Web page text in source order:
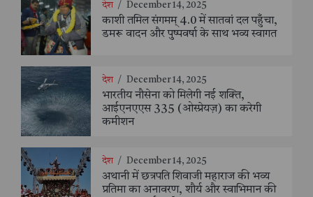
देश / December 14, 2025
काशी तमिल संगमम् 4.0 में सातवां दल पहुँचा,
डमरू वादन और पुष्पवर्षा के साथ भव्य स्वागत
देश / December 14, 2025
भारतीय नौसेना को मिलेगी नई शक्ति,
आईएनएएस 335 (ओस्प्रेयज़) का करेगी
कमीशन
देश / December 14, 2025
अथानी में छत्रपति शिवाजी महाराज की भव्य
प्रतिमा का अनावरण, शौर्य और स्वाभिमान की